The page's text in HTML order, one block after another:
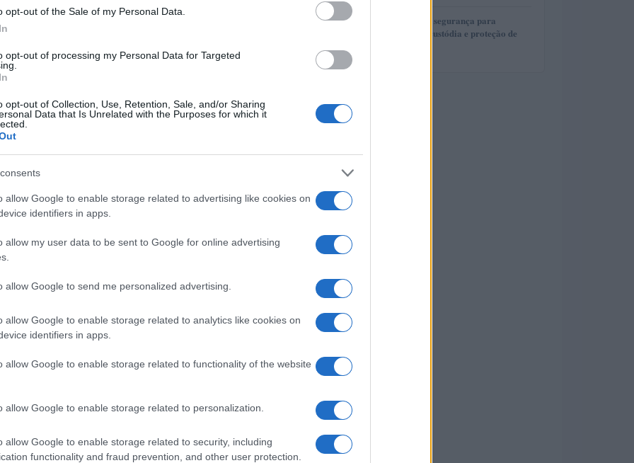
opt-out of the Sale of my Personal Data.
opt-out of processing my Personal Data for Targeted
opt-out of Collection, Use, Retention, Sale, and/or Sharing
Data that Is Unrelated with the Purposes for which it
allow Google to enable storage related to advertising like cookies on
identifiers in apps.
allow my user data to be sent to Google for online advertising
allow Google to send me personalized advertising.
allow Google to enable storage related to analytics like cookies on
identifiers in apps.
allow Google to enable storage related to functionality of the website
allow Google to enable storage related to personalization.
allow Google to enable storage related to security, including
functionality and fraud prevention, and other user protection.
2022, 2023, 2024, 2025
USD. No início de outubro de 2021, o preço será
de $ 0,0038, preço mínimo de $ 0,0031 para
outubro de 2021 é $ 0,0035. previsão de preço no
outubro de 2021 8%.
de USD. No início de novembro de 2021, o preço
de $ 0,0040, preço mínimo de $ 0,0029 para
de novembro de 2021 é $ 0,0034. previsão de preço
para novembro de 2021 1%.
USD. No início de dezembro de 2021, o preço
de $ 0,0037, preço mínimo de $ 0,0029 para
de dezembro de 2021 é $ 0,0033. previsão de preço
para dezembro de 2021 -8%.
5
Guia completo de segurança para
carteiras de autocustódia e proteção de